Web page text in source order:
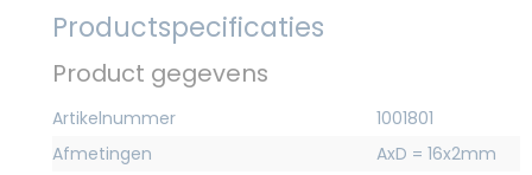
Productspecificaties
Product gegevens
Artikelnummer
1001801
Afmetingen
AxD = 16x2mm